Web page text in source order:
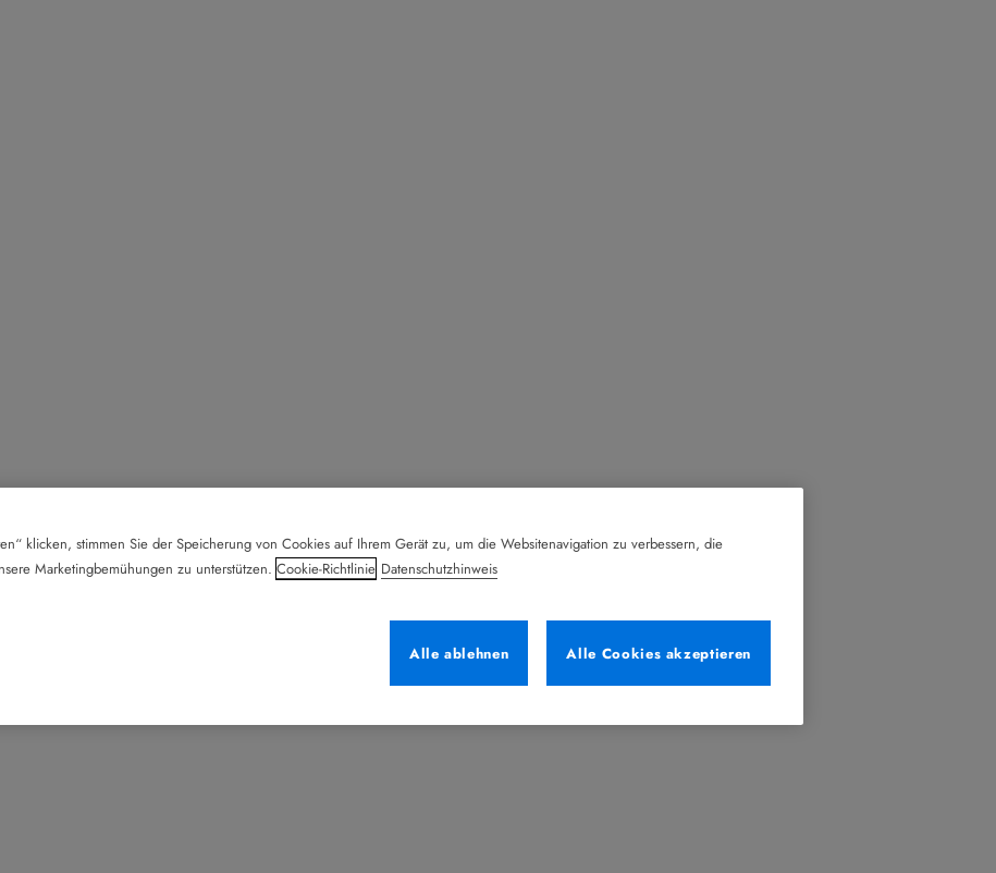
klicken, stimmen Sie der Speicherung von Cookies auf Ihrem Gerät zu, um die Websitenavigation zu verbessern, die
Marketingbemühungen zu unterstützen. Cookie-Richtlinie Datenschutzhinweis
Alle ablehnen
Alle Cookies akzeptieren